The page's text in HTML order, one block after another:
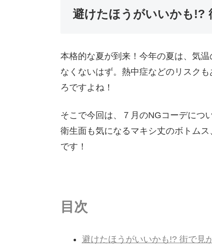
避けたほうがいいかも!?
本格的な夏が到来！今年の夏は、気
なくないはず。熱中症などのリスク
ろですよね！
そこで今回は、７月のNGコーデにつ
衛生面も気になるマキシ丈のボトム
です！
目次
避けたほうがいいかも!? 街で見